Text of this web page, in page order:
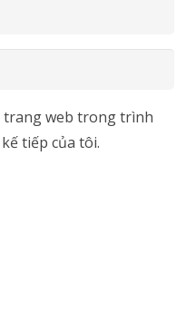
trang web trong trình
tiếp của tôi.